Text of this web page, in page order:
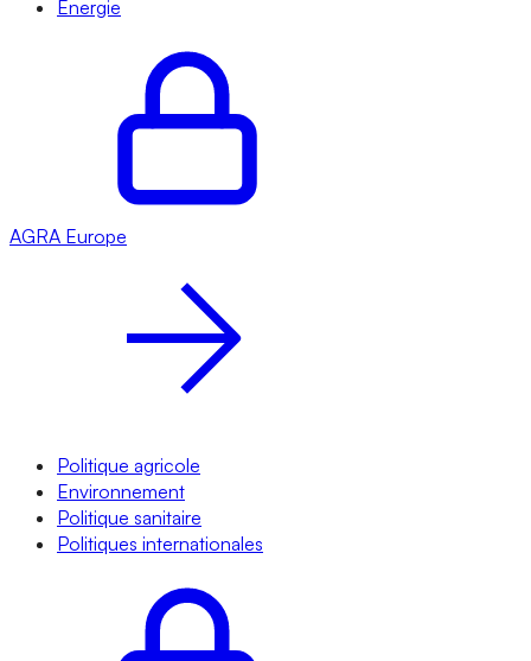
Énergie
AGRA Europe
Politique agricole
Environnement
Politique sanitaire
Politiques internationales